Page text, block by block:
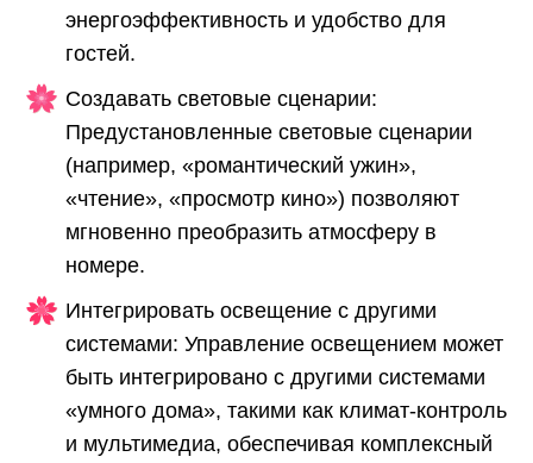
энергоэффективность и удобство для
гостей.
Создавать световые сценарии:
Предустановленные световые сценарии
(например, «романтический ужин»,
«чтение», «просмотр кино») позволяют
мгновенно преобразить атмосферу в
номере.
Интегрировать освещение с другими
системами: Управление освещением может
быть интегрировано с другими системами
«умного дома», такими как климат-контроль
и мультимедиа, обеспечивая комплексный